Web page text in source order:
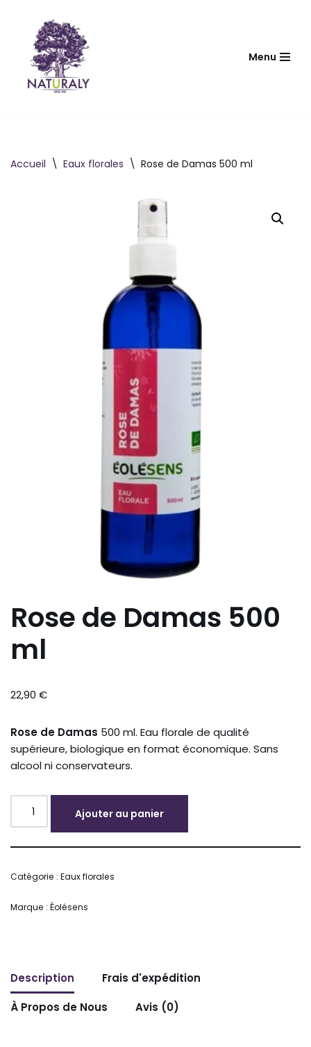
contenu
Menu
Accueil \ Eaux florales \ Rose de Damas 500 ml
Rose de Damas 500
ml
22,90 €
Rose de Damas 500 ml. Eau florale de qualité
supérieure, biologique en format économique. Sans
alcool ni conservateurs.
Ajouter au panier
Catégorie : Eaux florales
Marque : Éolésens
Description
Frais d'expédition
À Propos de Nous
Avis (0)